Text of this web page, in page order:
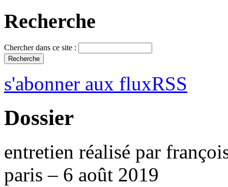
Recherche
Chercher dans ce site :
s'abonner aux fluxRSS
Dossier
entretien réalisé par
paris – 6 août 2019